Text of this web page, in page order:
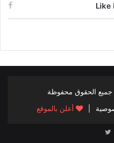
أعلن بالموقع